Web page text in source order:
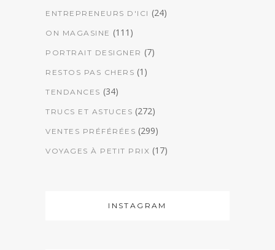
ENTREPRENEURS D'ICI (24)
ON MAGASINE (111)
PORTRAIT DESIGNER (7)
RESTOS PAS CHERS (1)
TENDANCES (34)
TRUCS ET ASTUCES (272)
VENTES PRÉFÉRÉES (299)
VOYAGES À PETIT PRIX (17)
INSTAGRAM